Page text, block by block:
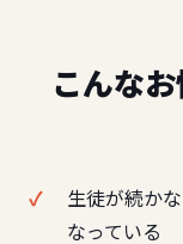
こんな
生徒が続か
なっている